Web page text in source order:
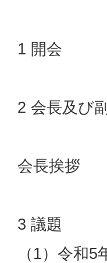
1 開会
2 会長及び
会長挨拶
3 議題
（1）令和